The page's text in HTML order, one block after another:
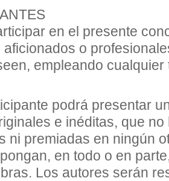
en el presente
aficionados o
empleando cualquier
podrá presentar
e inéditas, que
ni premiadas en ningún
en todo o en
Los autores serán